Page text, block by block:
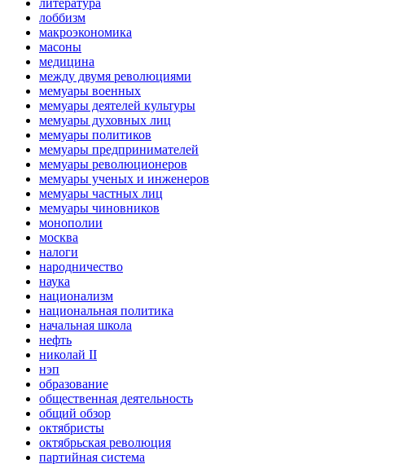
литература
лоббизм
макроэкономика
масоны
медицина
между двумя революциями
мемуары военных
мемуары деятелей культуры
мемуары духовных лиц
мемуары политиков
мемуары предпринимателей
мемуары революционеров
мемуары ученых и инженеров
мемуары частных лиц
мемуары чиновников
монополии
москва
налоги
народничество
наука
национализм
национальная политика
начальная школа
нефть
николай II
нэп
образование
общественная деятельность
общий обзор
октябристы
октябрьская революция
партийная система